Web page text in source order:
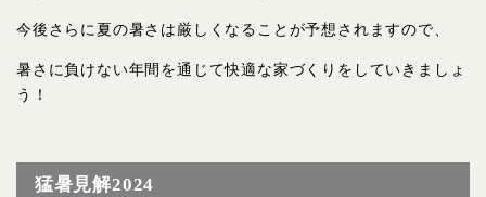
今後さらに夏の暑さは厳しくなることが予想されますので、
暑さに負けない年間を通じて快適な家づくりをしていきましょ
う！
猛暑見解2024